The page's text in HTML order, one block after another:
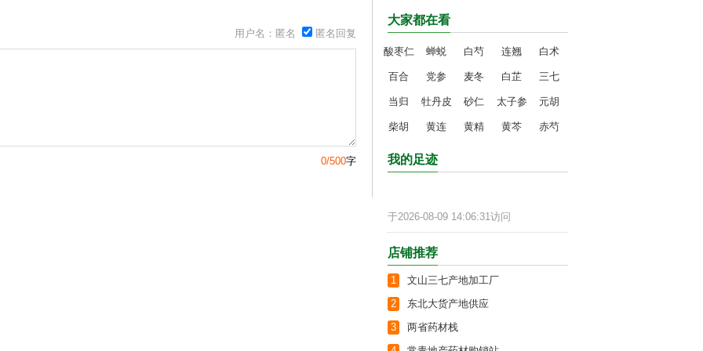
用户名：匿名 匿名回复
0/500字
大家都在看
酸枣仁 蝉蜕 白芍 连翘 白术
百合 党参 麦冬 白芷 三七
当归 牡丹皮 砂仁 太子参 元胡
柴胡 黄连 黄精 黄芩 赤芍
我的足迹
于2026-08-09 14:06:31访问
店铺推荐
1
文山三七产地加工厂
2
东北大货产地供应
3
两省药材栈